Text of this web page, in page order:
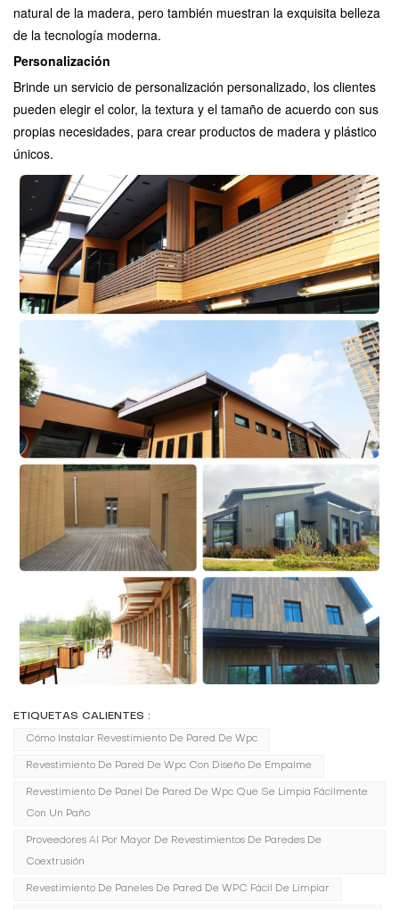
natural de la madera, pero también muestran la exquisita belleza
de la tecnología moderna.
Personalización
Brinde un servicio de personalización personalizado, los clientes
pueden elegir el color, la textura y el tamaño de acuerdo con sus
propias necesidades, para crear productos de madera y plástico
únicos.
ETIQUETAS CALIENTES :
Cómo Instalar Revestimiento De Pared De Wpc
Revestimiento De Pared De Wpc Con Diseño De Empalme
Revestimiento De Panel De Pared De Wpc Que Se Limpia Fácilmente
Con Un Paño
Proveedores Al Por Mayor De Revestimientos De Paredes De
Coextrusión
Revestimiento De Paneles De Pared De WPC Fácil De Limpiar